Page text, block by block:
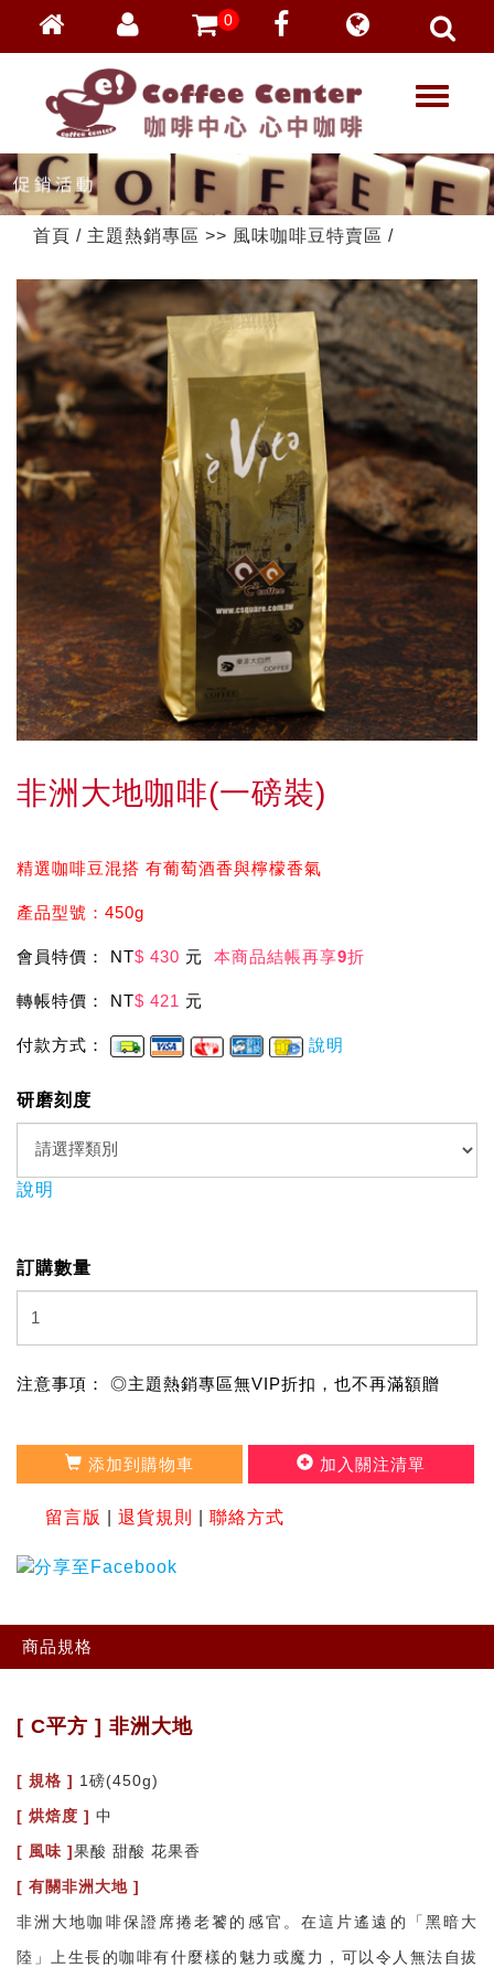
會員登入
忘記密碼
加入會員
VIP登入
VIP申請
0
T
g
l
e
v
i
g
t
n
首頁 / 主題熱銷專區 >> 風味咖啡豆特賣區 /
非洲大地咖啡(一磅裝)
精選咖啡豆混搭 有葡萄酒香與檸檬香氣
產品型號：450g
會員特價： NT$ 430 元 本商品結帳再享9折
轉帳特價： NT$ 421 元
付款方式： 說明
研磨刻度
說明
訂購數量
注意事項： ◎主題熱銷專區無VIP折扣，也不再滿額贈
添加到購物車 加入關注清單
留言版 退貨規則 聯絡方式
商品規格
[ C平方 ] 非洲大地
[ 規格 ] 1磅(450g)
[ 烘焙度 ] 中
[ 風味 ]果酸 甜酸 花果香
[ 有關非洲大地 ]
非洲大地咖啡保證席捲老饕的感官。在這片遙遠的「黑暗大
陸」上生長的咖啡有什麼樣的魅力或魔力，可以令人無法自拔